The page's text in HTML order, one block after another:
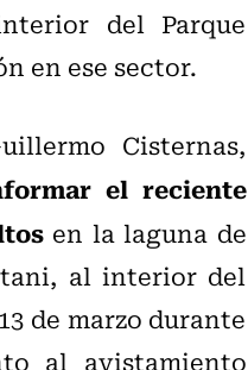
del Parque
en ese sector.
Cisternas,
el reciente
en la laguna de
al interior del
de marzo durante
al avistamiento